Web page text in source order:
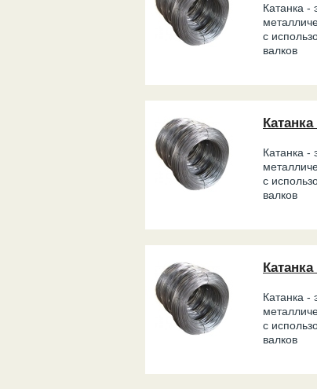
Катанка -
с
валков
Катанка
Катанка -
с
валков
Катанка
Катанка -
с
валков